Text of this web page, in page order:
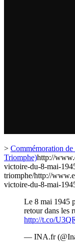
> Commémoration
Triomphe)http://
victoire-du-8-mai-
triomphe/http://
victoire-du-8-mai-
Le 8 mai 1945
retour dans les
http://t.co/
— INA.fr